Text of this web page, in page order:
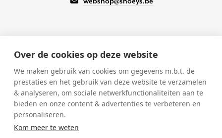
Over de cookies op deze website
We maken gebruik van cookies om gegevens m.b.t. de
prestaties en het gebruik van deze website te verzamelen
& analyseren, om sociale netwerkfunctionaliteiten aan te
bieden en onze content & advertenties te verbeteren en
personaliseren.
Kom meer te weten
KLANTENSERVICE
Onze winkels
Verkoopsvoorwaarden